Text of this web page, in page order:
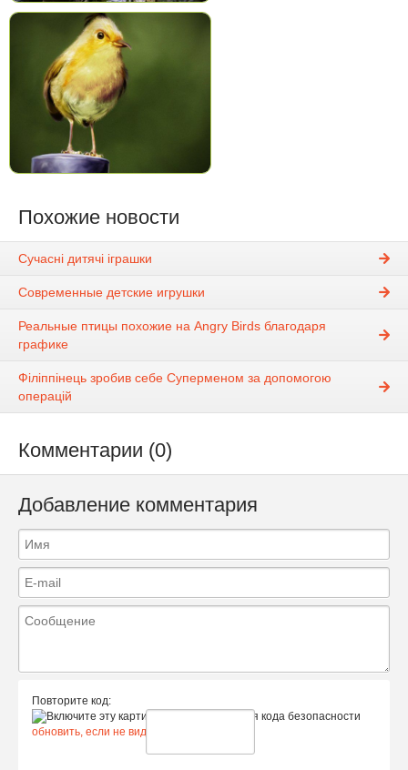
Похожие новости
Сучасні дитячі іграшки
Современные детские игрушки
Реальные птицы похожие на Angry Birds благодаря
графике
Філіппінець зробив себе Суперменом за допомогою
операцій
Комментарии (0)
Добавление комментария
Повторите код:
обновить, если не виден код